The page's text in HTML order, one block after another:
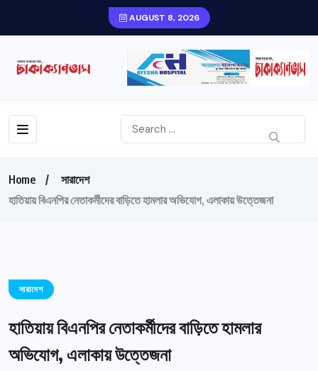
AUGUST 8, 2026
Home
সারাদেশ
হাতিয়ায় বিএনপির নেতাকর্মীদের বাড়িতে হামলার অভিযোগ, এলাকায় উত্তেজনা
সারাদেশ
হাতিয়ায় বিএনপির নেতাকর্মীদের বাড়িতে হামলার
অভিযোগ, এলাকায় উত্তেজনা